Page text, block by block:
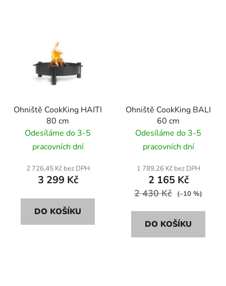
Ohniště CookKing HAITI
80 cm
Odesíláme do 3-5
pracovních dní
2 726,45 Kč bez DPH
3 299 Kč
DO KOŠÍKU
Ohniště CookKing BALI
60 cm
Odesíláme do 3-5
pracovních dní
1 789,26 Kč bez DPH
2 165 Kč
2 430 Kč (–10 %)
DO KOŠÍKU